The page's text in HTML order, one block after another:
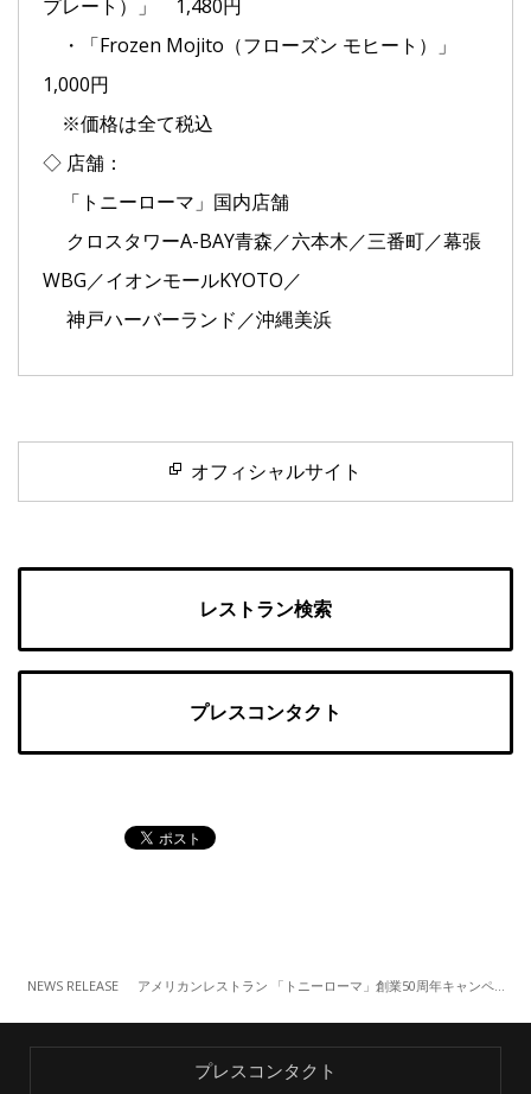
プレート）」 1,480円
・「Frozen Mojito（フローズン モヒート）」
1,000円
※価格は全て税込
◇ 店舗：
「トニーローマ」国内店舗
クロスタワーA-BAY青森／六本木／三番町／幕張
WBG／イオンモールKYOTO／
神戸ハーバーランド／沖縄美浜
オフィシャルサイト
レストラン検索
プレスコンタクト
NEWS RELEASE アメリカンレストラン 「トニーローマ」創業50周年キャンペーン第2弾メニュー「Tony’s Surf & Turf Combo」（8/5～）
プレスコンタクト